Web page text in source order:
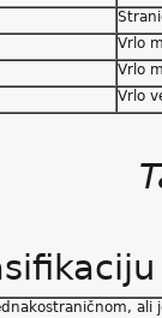
Vrlo
Vrlo
Vrlo
ali